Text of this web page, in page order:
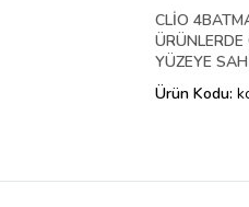
CLİO
YÜZEYE
Ürün Kodu: